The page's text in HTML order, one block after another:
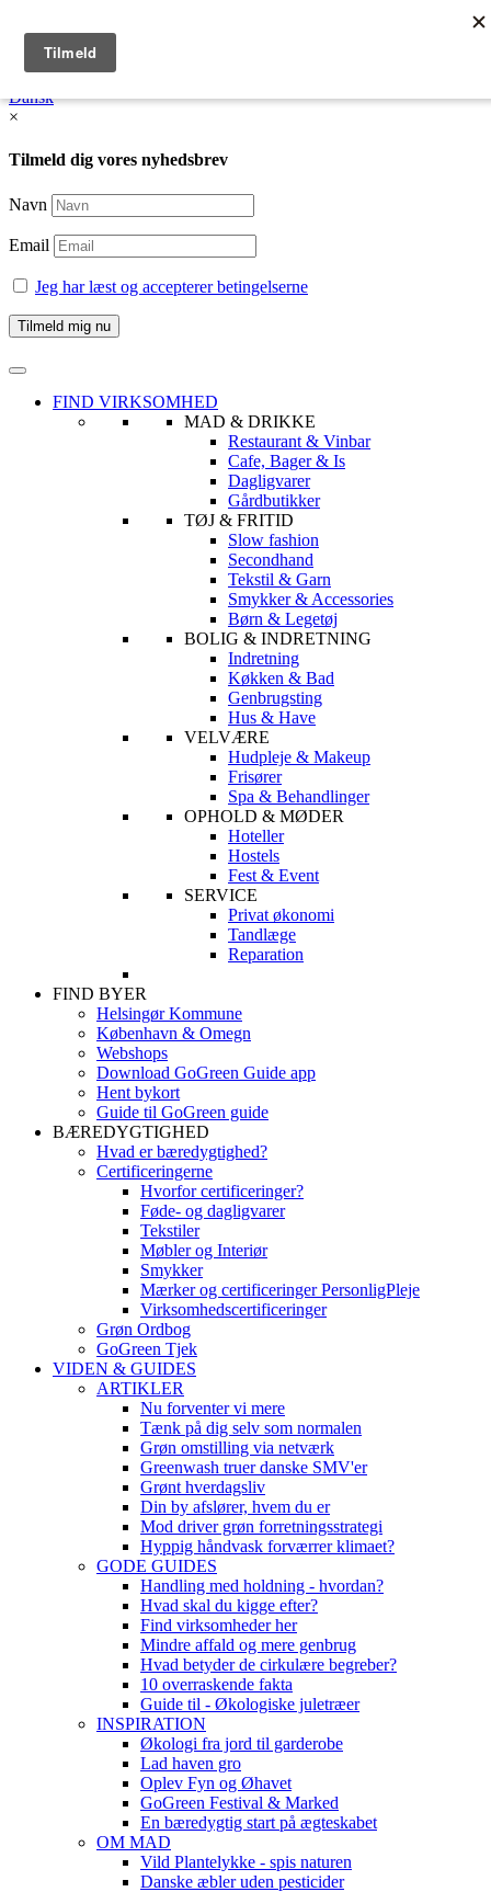
Dansk /
English
Dansk
×
Tilmeld dig vores nyhedsbrev
Navn
Email
Jeg har læst og accepterer betingelserne
FIND VIRKSOMHED
MAD & DRIKKE
Restaurant & Vinbar
Cafe, Bager & Is
Dagligvarer
Gårdbutikker
TØJ & FRITID
Slow fashion
Secondhand
Tekstil & Garn
Smykker & Accessories
Børn & Legetøj
BOLIG & INDRETNING
Indretning
Køkken & Bad
Genbrugsting
Hus & Have
VELVÆRE
Hudpleje & Makeup
Frisører
Spa & Behandlinger
OPHOLD & MØDER
Hoteller
Hostels
Fest & Event
SERVICE
Privat økonomi
Tandlæge
Reparation
FIND BYER
Helsingør Kommune
København & Omegn
Webshops
Download GoGreen Guide app
Hent bykort
Guide til GoGreen guide
BÆREDYGTIGHED
Hvad er bæredygtighed?
Certificeringerne
Hvorfor certificeringer?
Føde- og dagligvarer
Tekstiler
Møbler og Interiør
Smykker
Mærker og certificeringer PersonligPleje
Virksomhedscertificeringer
Grøn Ordbog
GoGreen Tjek
VIDEN & GUIDES
ARTIKLER
Nu forventer vi mere
Tænk på dig selv som normalen
Grøn omstilling via netværk
Greenwash truer danske SMV'er
Grønt hverdagsliv
Din by afslører, hvem du er
Mod driver grøn forretningsstrategi
Hyppig håndvask forværrer klimaet?
GODE GUIDES
Handling med holdning - hvordan?
Hvad skal du kigge efter?
Find virksomheder her
Mindre affald og mere genbrug
Hvad betyder de cirkulære begreber?
10 overraskende fakta
Guide til - Økologiske juletræer
INSPIRATION
Økologi fra jord til garderobe
Lad haven gro
Oplev Fyn og Øhavet
GoGreen Festival & Marked
En bæredygtig start på ægteskabet
OM MAD
Vild Plantelykke - spis naturen
Danske æbler uden pesticider